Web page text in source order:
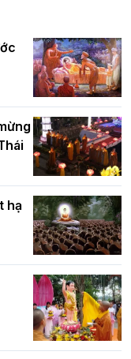
–
tổ chức Khóa tu
ngày (Sáng
của Phật giáo
Phần 9: Giải thích
hạ